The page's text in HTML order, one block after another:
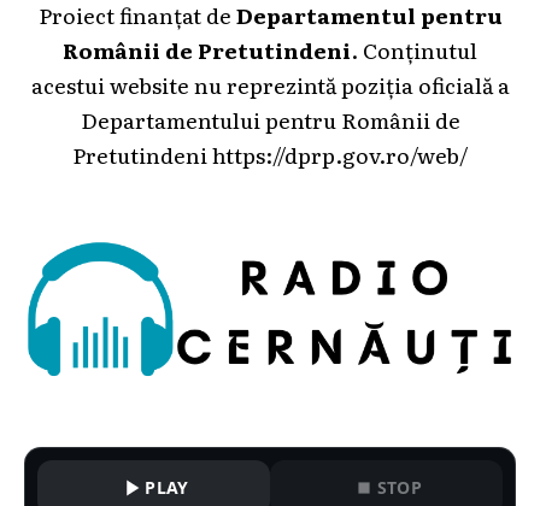
Proiect finanțat deDepartamentul pentru
Românii de Pretutindeni. Conținutul
acestui website nu reprezintă poziția oficială a
Departamentului pentru Românii de
Pretutindeni https://dprp.gov.ro/web/
PLAY STOP